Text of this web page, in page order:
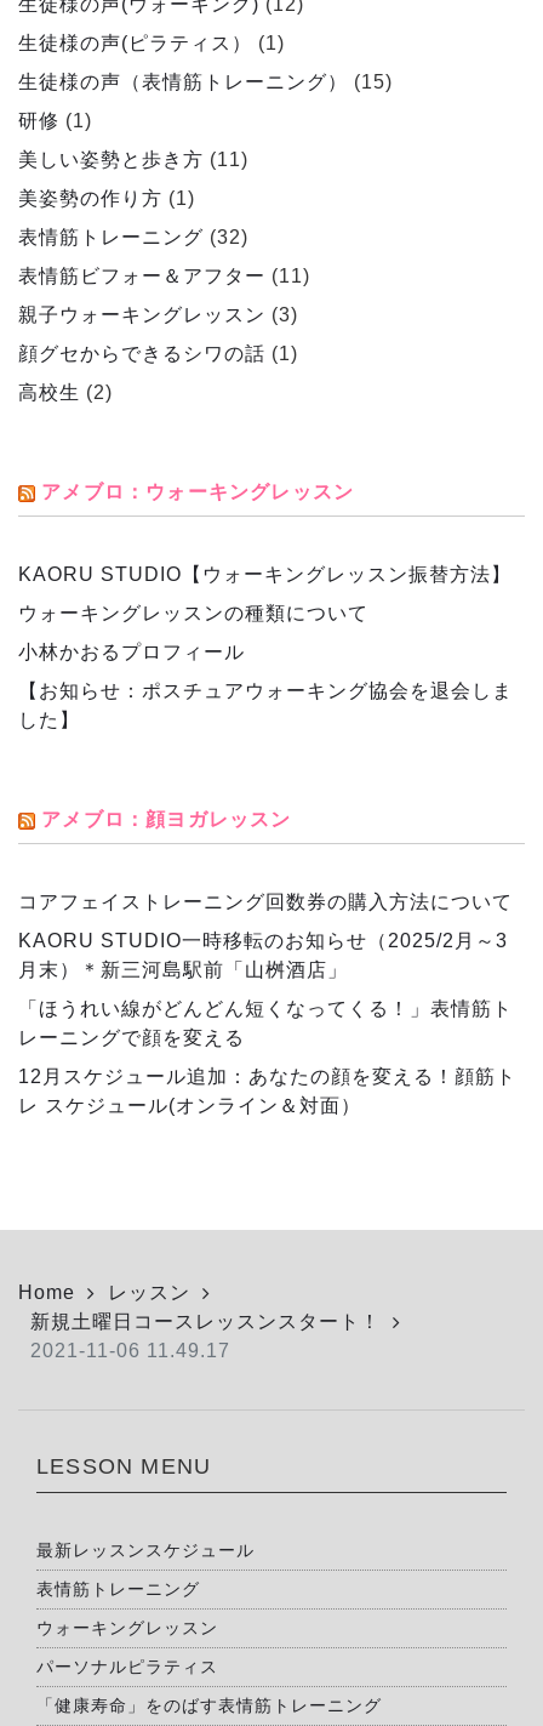
生徒様の声(ウォーキング) (12)
生徒様の声(ピラティス）
(1)
生徒様の声（表情筋トレーニング）
(15)
研修 (1)
美しい姿勢と歩き方 (11)
美姿勢の作り方 (1)
表情筋トレーニング (32)
表情筋ビフォー＆アフター (11)
親子ウォーキングレッスン (3)
顔グセからできるシワの話 (1)
高校生 (2)
アメブロ：ウォーキングレッスン
KAORU STUDIO【ウォーキングレッスン振替方法】
ウォーキングレッスンの種類について
小林かおるプロフィール
【お知らせ：ポスチュアウォーキング協会を退会しま
した】
アメブロ：顔ヨガレッスン
コアフェイストレーニング回数券の購入方法について
KAORU STUDIO一時移転のお知らせ（2025/2月～3
月末）＊新三河島駅前「山桝酒店」
「ほうれい線がどんどん短くなってくる！」表情筋ト
レーニングで顔を変える
12月スケジュール追加：あなたの顔を変える！顔筋ト
レ スケジュール(オンライン＆対面）
Home
レッスン
新規土曜日コースレッスンスタート！
2021-11-06 11.49.17
LESSON MENU
最新レッスンスケジュール
表情筋トレーニング
ウォーキングレッスン
パーソナルピラティス
「健康寿命」をのばす表情筋トレーニング